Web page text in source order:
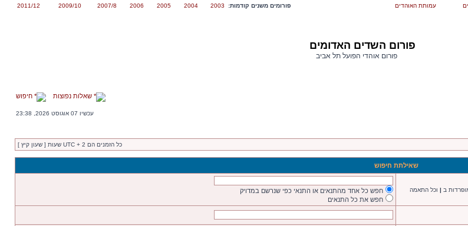
עמותת האוהדים פורומים משנים קודמות: 2003
2004
2005
2006
2007/8
2009/10
2011/12
פורום השדים האדומים
פורום אוהדי הפועל תל אביב
שאלות נפוצות חיפוש
עכשיו 07 אוגוסט 2026, 23:38
כל הזמנים הם UTC + 2 שעות [ שעון קיץ ]
שאילתת חיפוש
ב | וכל התאמה
חפש כל אחד מהתנאים או התנאי כפי שנרשם במדויק
חפש את כל התנאים